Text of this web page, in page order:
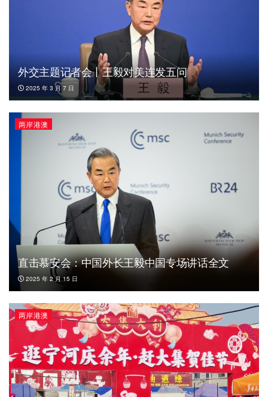
外交主题记者会丨王毅对美连发五问
2025 年 3 月 7 日
两岸港澳
直击慕安会：中国外长王毅中国专场讲话全文
2025 年 2 月 15 日
两岸港澳